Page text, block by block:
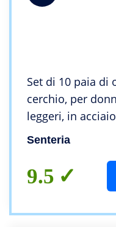
Set di 10 paia di
cerchio, per
leggeri, in
senza fine,
Senteria
9.5